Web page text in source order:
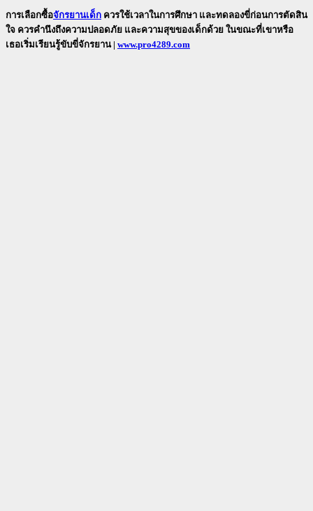
การเลือกซื้อจักรยานเด็ก ควรใช้เวลาในการศึกษา และทดลองขี่ก่อนการตัดสิน
ใจ ควรคำนึงถึงความปลอดภัย และความสุขของเด็กด้วย ในขณะที่เขาหรือ
เธอเริ่มเรียนรู้ขับขี่จักรยาน | www.pro4289.com